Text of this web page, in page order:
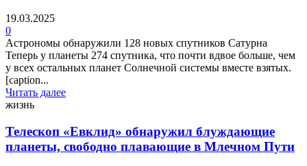
19.03.2025
0
Астрономы обнаружили 128 новых спутников Сатурна
Теперь у планеты 274 спутника, что почти вдвое больше, чем
у всех остальных планет Солнечной системы вместе взятых.
[caption...
Читать далее
жизнь
Телескоп «Евклид» обнаружил блуждающие
планеты, свободно плавающие в Млечном Пути